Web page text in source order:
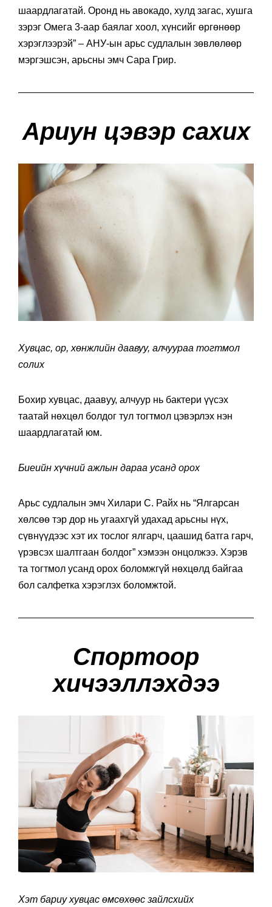
шаардлагатай. Оронд нь авокадо, хулд загас, хушга
зэрэг Омега 3-аар баялаг хоол, хүнсийг өргөнөөр
хэрэглээрэй” – АНУ-ын арьс судлалын зөвлөлөөр
мэргэшсэн, арьсны эмч Сара Грир.
Ариун цэвэр сахих
Хувцас, ор, хөнжлийн даавуу, алчуураа тогтмол
солих
Бохир хувцас, даавуу, алчуур нь бактери үүсэх
таатай нөхцөл болдог тул тогтмол цэвэрлэх нэн
шаардлагатай юм.
Биеийн хүчний ажлын дараа усанд орох
Арьс судлалын эмч Хилари С. Райх нь “Ялгарсан
хөлсөө тэр дор нь угаахгүй удахад арьсны нүх,
сүвнүүдээс хэт их тослог ялгарч, цаашид батга гарч,
үрэвсэх шалтгаан болдог” хэмээн онцолжээ. Хэрэв
та тогтмол усанд орох боломжгүй нөхцөлд байгаа
бол салфетка хэрэглэх боломжтой.
Спортоор
хичээллэхдээ
Хэт бариу хувцас өмсөхөөс зайлсхийх